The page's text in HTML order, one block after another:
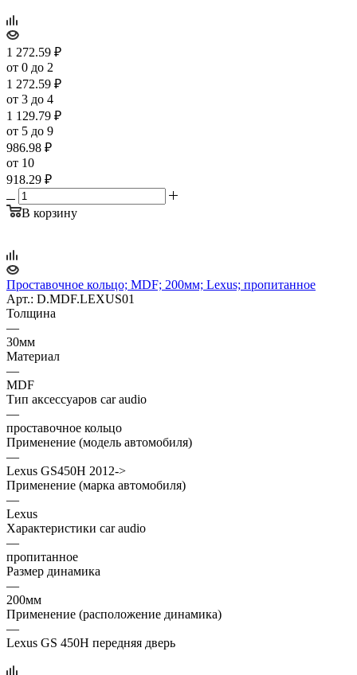
1 272.59 ₽
от 0 до 2
1 272.59 ₽
от 3 до 4
1 129.79 ₽
от 5 до 9
986.98 ₽
от 10
918.29 ₽
В корзину
Проставочное кольцо; MDF; 200мм; Lexus; пропитанное
Арт.: D.MDF.LEXUS01
Толщина
—
30мм
Материал
—
MDF
Тип аксессуаров car audio
—
проставочное кольцо
Применение (модель автомобиля)
—
Lexus GS450H 2012->
Применение (марка автомобиля)
—
Lexus
Характеристики car audio
—
пропитанное
Размер динамика
—
200мм
Применение (расположение динамика)
—
Lexus GS 450H передняя дверь